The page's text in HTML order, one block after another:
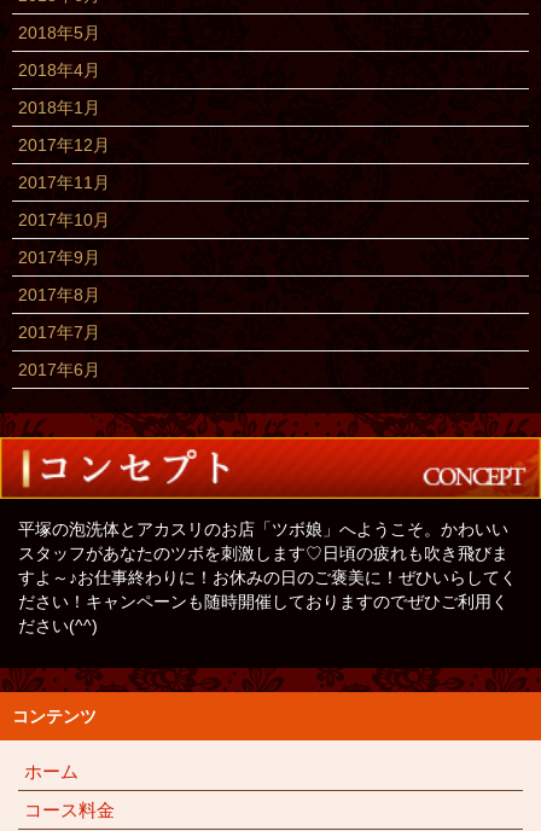
2018年5月
2018年4月
2018年1月
2017年12月
2017年11月
2017年10月
2017年9月
2017年8月
2017年7月
2017年6月
平塚の泡洗体とアカスリのお店「ツボ娘」へようこそ。かわいい
スタッフがあなたのツボを刺激します♡日頃の疲れも吹き飛びま
すよ～♪お仕事終わりに！お休みの日のご褒美に！ぜひいらしてく
ださい！キャンペーンも随時開催しておりますのでぜひご利用く
ださい(^^)
コンテンツ
ホーム
コース料金